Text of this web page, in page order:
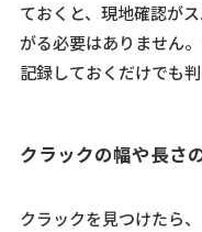
ておくと、現地確認が
がる必要はありません
記録しておくだけでも
クラックの幅や長さ
クラックを見つけたら